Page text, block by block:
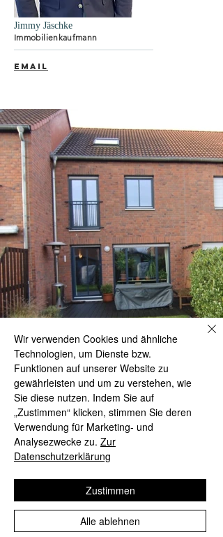
Jimmy Jäschke
Immobilienkaufmann
EMAIL
Wir verwenden Cookies und ähnliche
Technologien, um Dienste bzw.
Funktionen auf unserer Website zu
gewährleisten und um zu verstehen, wie
Sie diese nutzen. Indem Sie auf
„Zustimmen“ klicken, stimmen Sie deren
Verwendung für Marketing- und
Analysezwecke zu. Zur
Datenschutzerklärung
Alle ablehnen
Zustimmen